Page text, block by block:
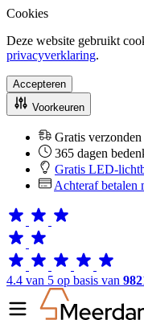
Cookies
Deze website gebruikt
privacyverklaring.
Accepteren
Voorkeuren
Gratis
365 dagen
Gratis LED-
Achteraf betalen
4.4 van 5 op basis van